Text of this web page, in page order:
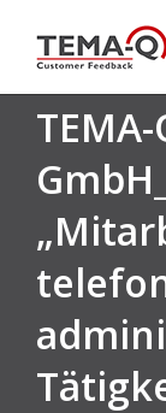
Inhalt
springen
TEMA-